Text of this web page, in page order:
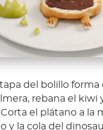
del bolillo forma
rebana el kiwi
Corta el plátano a la
y la cola del